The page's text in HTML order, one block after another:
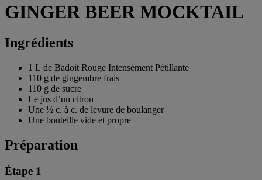
GINGER BEER MOCKTAIL
Ingrédients
1 L de Badoit Rouge Intensément Pétillante
110 g de gingembre frais
110 g de sucre
Le jus d’un citron
Une ½ c. à c. de levure de boulanger
Une bouteille vide et propre
Préparation
Étape 1